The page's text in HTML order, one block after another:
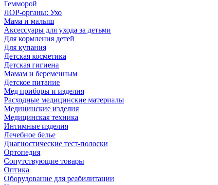
Гемморой
ЛОР-органы: Ухо
Мама и малыш
Аксессуары для ухода за детьми
Для кормления детей
Для купания
Детская косметика
Детская гигиена
Мамам и беременным
Детское питание
Мед приборы и изделия
Расходные медицинские материалы
Медицинские изделия
Медицинская техника
Интимные изделия
Лечебное белье
Диагностические тест-полоски
Ортопедия
Сопутствующие товары
Оптика
Оборудование для реабилитации